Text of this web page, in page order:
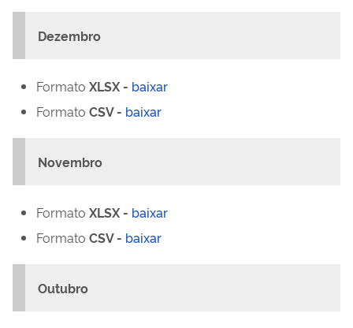
Dezembro
Formato XLSX - baixar
Formato CSV - baixar
Novembro
Formato XLSX - baixar
Formato CSV - baixar
Outubro